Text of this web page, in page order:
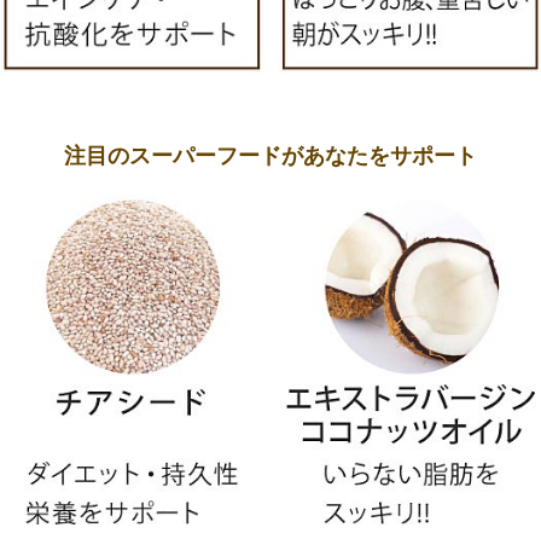
注目のスーパーフードがあなたをサポート